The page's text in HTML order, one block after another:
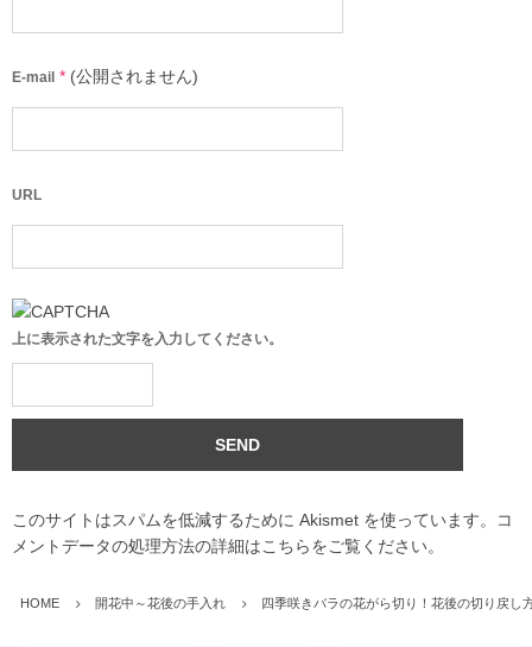
E-mail * (公開されません)
URL
上に表示された文字を入力してください。
このサイトはスパムを低減するために Akismet を使っています。
コ
メントデータの処理方法の詳細はこちらをご覧ください。
HOME 開花中～花後の手入れ 四季咲きバラの花がら切り！花後の切り戻し